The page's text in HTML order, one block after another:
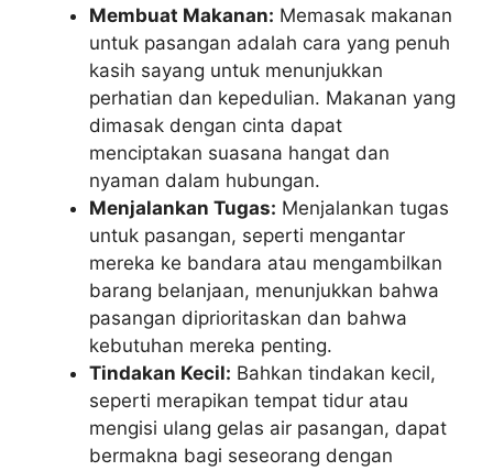
Membuat Makanan: Memasak makanan
untuk pasangan adalah cara yang penuh
kasih sayang untuk menunjukkan
perhatian dan kepedulian. Makanan yang
dimasak dengan cinta dapat
menciptakan suasana hangat dan
nyaman dalam hubungan.
Menjalankan Tugas: Menjalankan tugas
untuk pasangan, seperti mengantar
mereka ke bandara atau mengambilkan
barang belanjaan, menunjukkan bahwa
pasangan diprioritaskan dan bahwa
kebutuhan mereka penting.
Tindakan Kecil: Bahkan tindakan kecil,
seperti merapikan tempat tidur atau
mengisi ulang gelas air pasangan, dapat
bermakna bagi seseorang dengan